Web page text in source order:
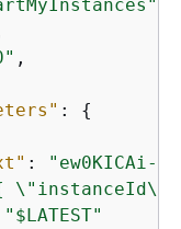
,
: {
:
"ew0KICAi--
"$LATEST"